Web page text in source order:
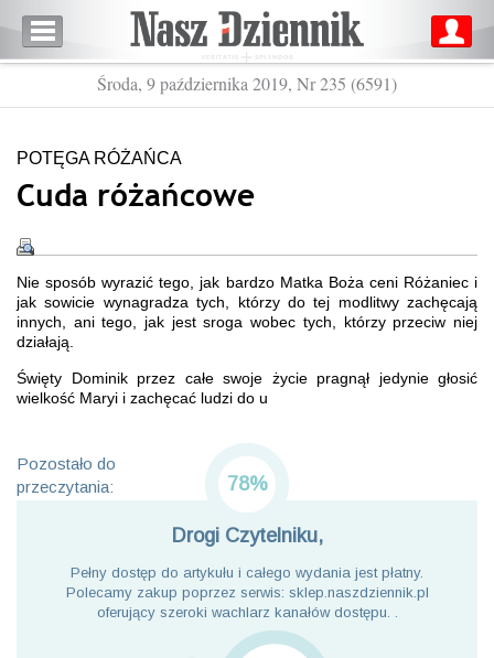
Środa, 9 października 2019, Nr 235 (6591)
POTĘGA RÓŻAŃCA
Cuda różańcowe
Nie sposób wyrazić tego, jak bardzo Matka Boża ceni Różaniec i
jak sowicie wynagradza tych, którzy do tej modlitwy zachęcają
innych, ani tego, jak jest sroga wobec tych, którzy przeciw niej
działają.
Święty Dominik przez całe swoje życie pragnął jedynie głosić
wielkość Maryi i zachęcać ludzi do u
Pozostało do
przeczytania:
78%
Drogi Czytelniku,
Pełny dostęp do artykułu i całego wydania jest płatny.
Polecamy zakup poprzez serwis: sklep.naszdziennik.pl
oferujący szeroki wachlarz kanałów dostępu. .